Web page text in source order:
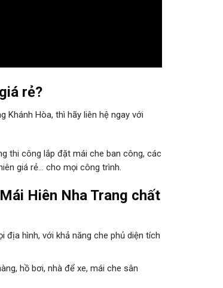
rẻ?
Khánh Hòa, thì hãy liên hệ ngay với
thi công lắp đặt mái che ban công, các
giá rẻ… cho mọi công trình.
Hiên Nha Trang chất
hình, với khả năng che phủ diện tích
hồ bơi, nhà để xe, mái che sân